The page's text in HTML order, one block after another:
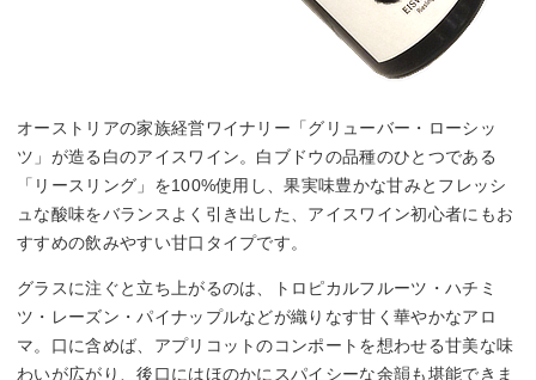
オーストリアの家族経営ワイナリー「グリューバー・ローシッ
ツ」が造る白のアイスワイン。白ブドウの品種のひとつである
「リースリング」を100%使用し、果実味豊かな甘みとフレッシ
ュな酸味をバランスよく引き出した、アイスワイン初心者にもお
すすめの飲みやすい甘口タイプです。
グラスに注ぐと立ち上がるのは、トロピカルフルーツ・ハチミ
ツ・レーズン・パイナップルなどが織りなす甘く華やかなアロ
マ。口に含めば、アプリコットのコンポートを想わせる甘美な味
わいが広がり、後口にはほのかにスパイシーな余韻も堪能できま